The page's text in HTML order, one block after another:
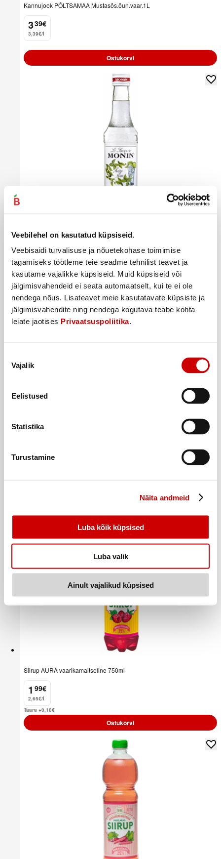
Veebilehel on kasutatud küpsiseid.
Veebisaidi turvalisuse ja nõuetekohase toimimise
tagamiseks töötleme teie seadme tehnilist teavet ja
kasutame vajalikke küpsiseid. Muid küpsiseid või
jälgimisvahendeid ei seata automaatselt, kui te ei ole
nendega nõus. Lisateavet meie kasutatavate küpsiste ja
jälgimisvahendite ning nendega kogutava teabe kohta
leiate jaotises Privaatsuspoliitika.
valik
Vajalik
Eelistused
Statistika
Turustamine
Näita andmeid
Luba kõik küpsised
Luba valik
Ainult vajalikud küpsised
Kannujook PÕLTSAMAA Mustasõs.õun.vaar.1L
3
. 39€
3,39€/l
Ostukorvi
5
.
23,16€/l
Ostukorvi
Siirup AURA vaarikamaitseline 750ml
1
. 99€
2,65€/l
Taara +0,10€
Ostukorvi